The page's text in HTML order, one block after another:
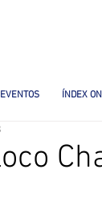
EVENTOS ÍNDEX